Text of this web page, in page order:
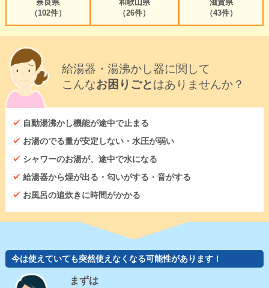
奈良県
（102件）
和歌山県
（26件）
滋賀県
（43件）
給湯器・湯沸かし器に関して
こんなお困りごとはありませんか？
自動湯沸かし機能が途中で止まる
お湯のでる量が安定しない・水圧が弱い
シャワーのお湯が、途中で水になる
給湯器から煙が出る・匂いがする・音がする
お風呂の追炊きに時間がかかる
今は使えていても突然使えなくなる可能性があります！
まずは